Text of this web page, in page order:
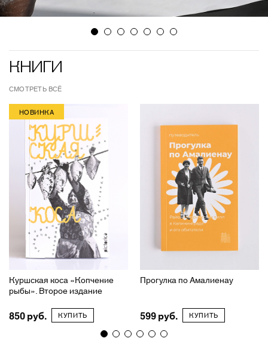
КНИГИ
СМОТРЕТЬ ВСЁ
НОВИНКА
Куршская коса «Копчение
рыбы». Второе издание
850 КУПИТЬ
Прогулка по Амалиенау
599 КУПИТЬ